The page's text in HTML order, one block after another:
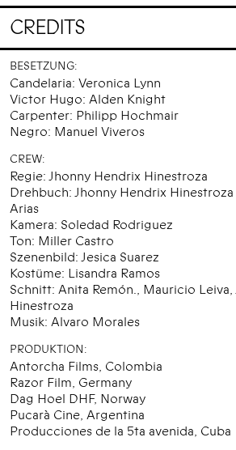
CREDITS
BESETZUNG:
Candelaria: Veronica Lynn
Victor Hugo: Alden Knight
Carpenter: Philipp Hochmair
Negro: Manuel Viveros
CREW:
Regie: Jhonny Hendrix Hinestroza
Drehbuch: Jhonny Hendrix Hinestroza
Arias
Kamera: Soledad Rodriguez
Ton: Miller Castro
Szenenbild: Jesica Suarez
Kostüme: Lisandra Ramos
Schnitt: Anita Remón., Mauricio
Hinestroza
Musik: Alvaro Morales
PRODUKTION:
Antorcha Films, Colombia
Razor Film, Germany
Dag Hoel DHF, Norway
Pucarà Cine, Argentina
Producciones de la 5ta avenida, Cuba